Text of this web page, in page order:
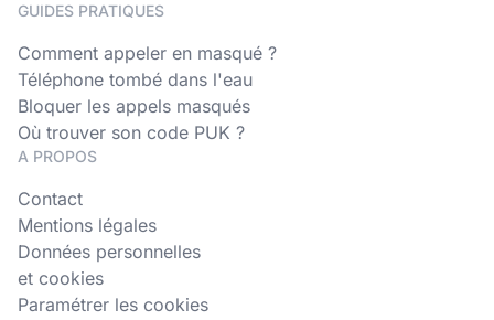
GUIDES PRATIQUES
Comment appeler en masqué ?
Téléphone tombé dans l'eau
Bloquer les appels masqués
Où trouver son code PUK ?
A PROPOS
Contact
Mentions légales
Données personnelles
et cookies
Paramétrer les cookies